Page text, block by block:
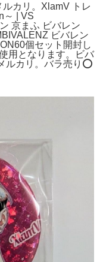
カリ。XlamV トレ
～ | VS
京まふ ビバレン
ビバレン
個セット開封し
用となります。ビバ
ルカリ。バラ売り⭕️